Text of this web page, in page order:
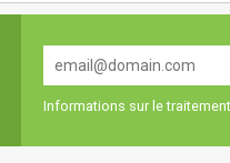
Informations sur le